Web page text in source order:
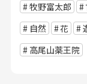
牧野富太郎
自然
花
高尾山薬王院